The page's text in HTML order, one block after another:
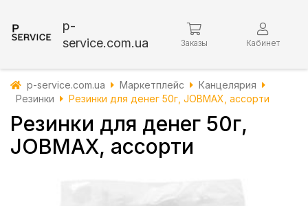
p-
service.com.ua
Заказы Кабинет
p-service.com.ua Маркетплейс
Канцелярия
Резинки
Резинки для денег 50г, JOBMAX, ассорти
Резинки для денег 50г,
JOBMAX, ассорти